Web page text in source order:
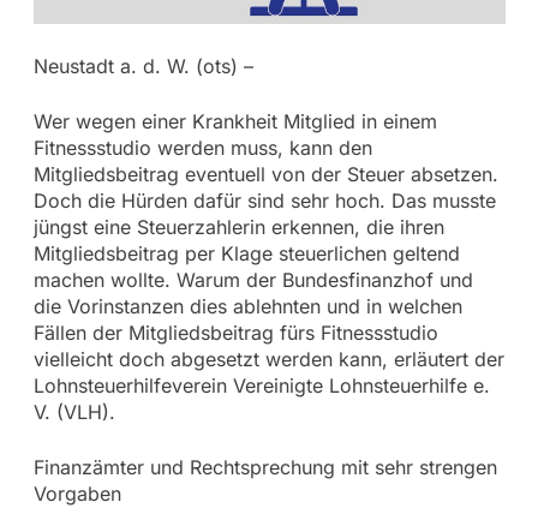
Neustadt a. d. W. (ots) –
Wer wegen einer Krankheit Mitglied in einem
Fitnessstudio werden muss, kann den
Mitgliedsbeitrag eventuell von der Steuer absetzen.
Doch die Hürden dafür sind sehr hoch. Das musste
jüngst eine Steuerzahlerin erkennen, die ihren
Mitgliedsbeitrag per Klage steuerlichen geltend
machen wollte. Warum der Bundesfinanzhof und
die Vorinstanzen dies ablehnten und in welchen
Fällen der Mitgliedsbeitrag fürs Fitnessstudio
vielleicht doch abgesetzt werden kann, erläutert der
Lohnsteuerhilfeverein Vereinigte Lohnsteuerhilfe e.
V. (VLH).
Finanzämter und Rechtsprechung mit sehr strengen
Vorgaben